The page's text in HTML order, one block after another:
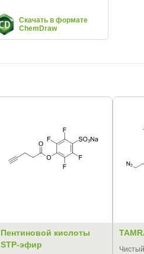
Скачать в формате
ChemDraw
Пентиновой кислоты
STP-эфир